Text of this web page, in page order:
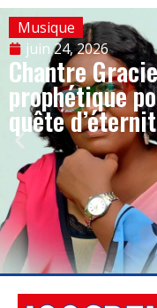
Musique
juin 24, 2026
Chantre
prophétique
quête